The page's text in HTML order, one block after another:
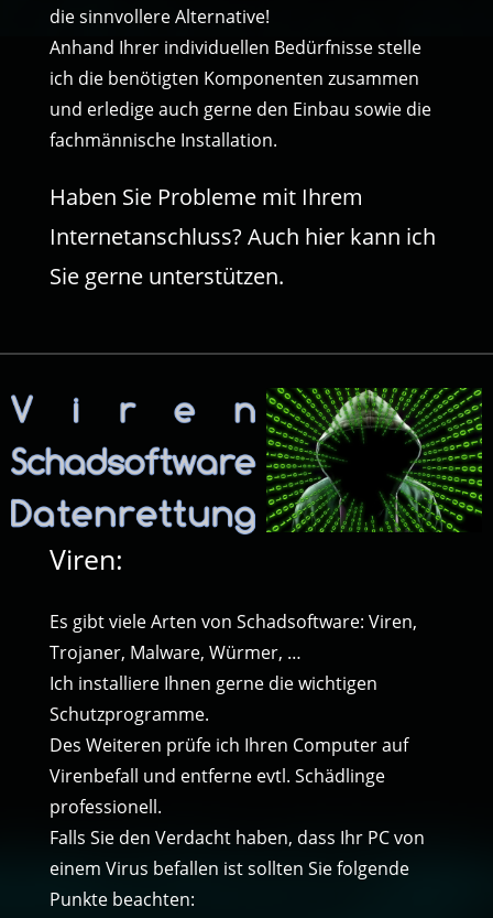
die sinnvollere Alternative!
Anhand Ihrer individuellen Bedürfnisse stelle
ich die benötigten Komponenten zusammen
und erledige auch gerne den Einbau sowie die
fachmännische Installation.
Haben Sie Probleme mit Ihrem
Internetanschluss? Auch hier kann ich
Sie gerne unterstützen.
Viren:
Es gibt viele Arten von Schadsoftware: Viren,
Trojaner, Malware, Würmer, …
Ich installiere Ihnen gerne die wichtigen
Schutzprogramme.
Des Weiteren prüfe ich Ihren Computer auf
Virenbefall und entferne evtl. Schädlinge
professionell.
Falls Sie den Verdacht haben, dass Ihr PC von
einem Virus befallen ist sollten Sie folgende
Punkte beachten: